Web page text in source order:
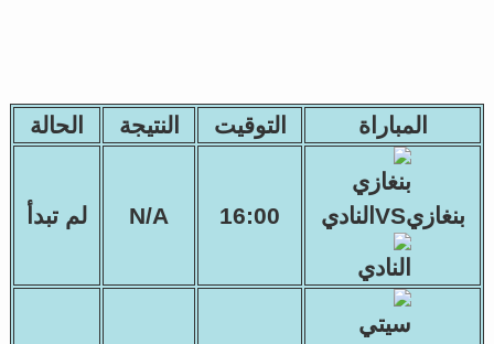
المباراة التوقيت النتيجة الحالة
بنغازيVSالنادي 16:00
N/A لم تبدأ